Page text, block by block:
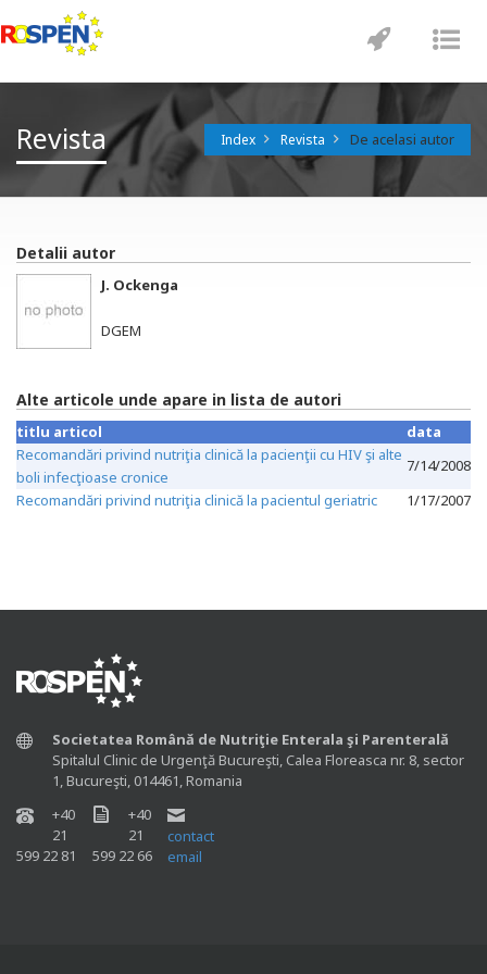
Revista Index Revista De acelasi autor
Detalii autor
J. Ockenga
DGEM
Alte articole unde apare in lista de autori
titlu articol
data
Recomandări privind nutriţia clinică la pacienţii cu HIV şi alte
boli infecţioase cronice
7/14/2008
Recomandări privind nutriţia clinică la pacientul geriatric
1/17/2007
Societatea Română de Nutriţie Enterala şi Parenterală
Spitalul Clinic de Urgenţă Bucureşti, Calea Floreasca nr. 8, sector
1, Bucureşti, 014461, Romania
+40
21
599 22 81
+40
21
599 22 66
contact
email